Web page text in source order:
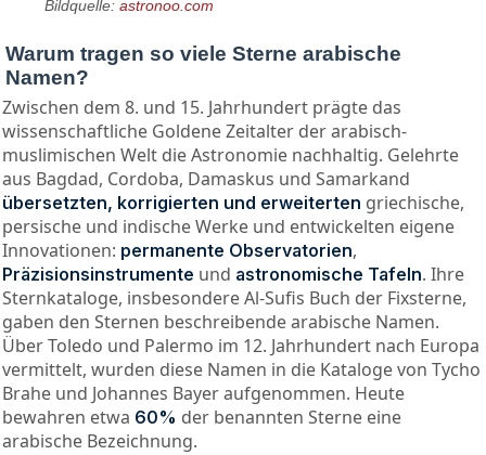
Bildquelle:astronoo.com
Warum tragen so viele Sterne arabische
Namen?
Zwischen dem 8. und 15. Jahrhundert prägte das
wissenschaftliche Goldene Zeitalter der arabisch-
muslimischen Welt die Astronomie nachhaltig. Gelehrte
aus Bagdad, Cordoba, Damaskus und Samarkand
übersetzten, korrigierten und erweiterten griechische,
persische und indische Werke und entwickelten eigene
Innovationen: permanente Observatorien,
Präzisionsinstrumente und astronomische Tafeln. Ihre
Sternkataloge, insbesondere Al-Sufis Buch der Fixsterne,
gaben den Sternen beschreibende arabische Namen.
Über Toledo und Palermo im 12. Jahrhundert nach Europa
vermittelt, wurden diese Namen in die Kataloge von Tycho
Brahe und Johannes Bayer aufgenommen. Heute
bewahren etwa 60% der benannten Sterne eine
arabische Bezeichnung.